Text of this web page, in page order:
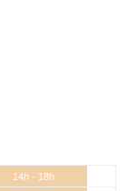
14h - 18h